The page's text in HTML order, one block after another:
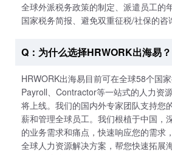
全球外派税务政策的制定、派遣员工的
国家税务简报、避免双重征税/社保的咨
Q：为什么选择HRWORK出海易？
HRWORK出海易目前可在全球58个国家
Payroll、Contractor等一站式的人力资
将上线。我们的国内外专家团队支持您
薪和管理全球员工。我们根植于中国，
的业务需求和痛点，快速响应您的需求
全球人力资源解决方案，帮您快速拓展